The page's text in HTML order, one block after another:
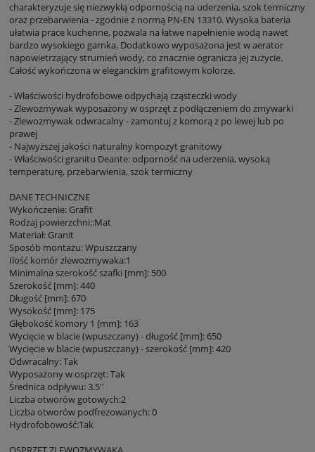
charakteryzuje się niezwykłą odpornością na uderzenia, szok termiczny
oraz przebarwienia - zgodnie z normą PN-EN 13310. Wysoka bateria
ułatwia prace kuchenne, pozwala na łatwe napełnienie wodą nawet
bardzo wysokiego garnka. Dodatkowo wyposażona jest w aerator
napowietrzający strumień wody, co znacznie ogranicza jej zużycie.
Całość wykończona w eleganckim grafitowym kolorze.
- Właściwości hydrofobowe odpychają cząsteczki wody
- Zlewozmywak wyposażony w osprzęt z podłączeniem do zmywarki
- Zlewozmywak odwracalny - zamontuj z komorą z po lewej lub po
prawej
- Najwyższej jakości naturalny kompozyt granitowy
- Właściwości granitu Deante: odporność na uderzenia, wysoką
temperaturę, przebarwienia, szok termiczny
DANE TECHNICZNE
Wykończenie: Grafit
Rodzaj powierzchni::Mat
Materiał: Granit
Sposób montażu: Wpuszczany
Ilość komór zlewozmywaka:1
Minimalna szerokość szafki [mm]: 500
Szerokość [mm]: 440
Długość [mm]: 670
Wysokość [mm]: 175
Głębokość komory 1 [mm]: 163
Wycięcie w blacie (wpuszczany) - długość [mm]: 650
Wycięcie w blacie (wpuszczany) - szerokość [mm]: 420
Odwracalny: Tak
Wyposażony w osprzęt: Tak
Średnica odpływu: 3.5''
Liczba otworów gotowych:2
Liczba otworów podfrezowanych: 0
Hydrofobowość:Tak